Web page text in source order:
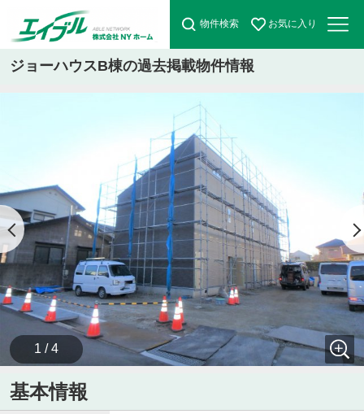
物件検索 お気に入り
ジョーハウスB棟の過去掲載物件情報
1 / 4
基本情報